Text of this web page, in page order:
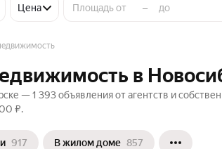
Цена –
в
— 1 393 объявления от агентств и
₽.
917 В жилом доме 857